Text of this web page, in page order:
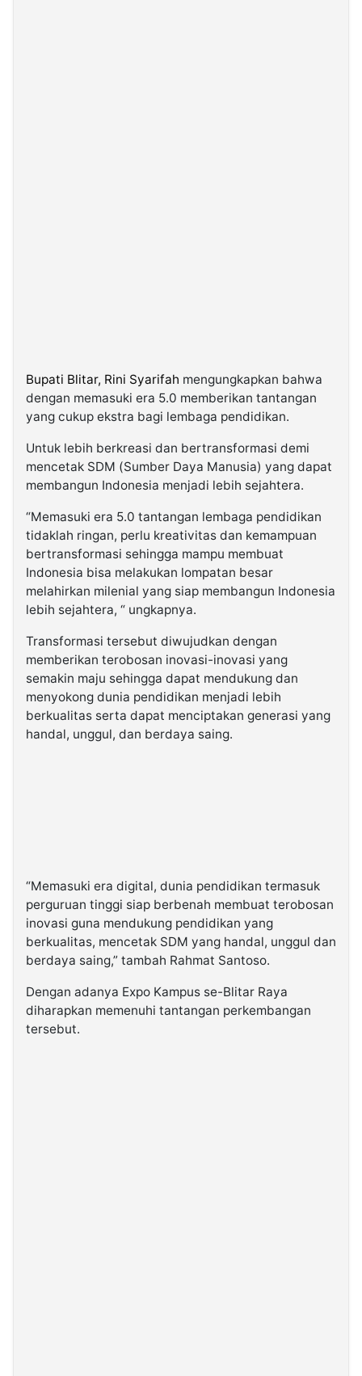
Bupati Blitar, Rini Syarifah mengungkapkan bahwa
dengan memasuki era 5.0 memberikan tantangan
yang cukup ekstra bagi lembaga pendidikan.
Untuk lebih berkreasi dan bertransformasi demi
mencetak SDM (Sumber Daya Manusia) yang dapat
membangun Indonesia menjadi lebih sejahtera.
“Memasuki era 5.0 tantangan lembaga pendidikan
tidaklah ringan, perlu kreativitas dan kemampuan
bertransformasi sehingga mampu membuat
Indonesia bisa melakukan lompatan besar
melahirkan milenial yang siap membangun Indonesia
lebih sejahtera, “ ungkapnya.
Transformasi tersebut diwujudkan dengan
memberikan terobosan inovasi-inovasi yang
semakin maju sehingga dapat mendukung dan
menyokong dunia pendidikan menjadi lebih
berkualitas serta dapat menciptakan generasi yang
handal, unggul, dan berdaya saing.
“Memasuki era digital, dunia pendidikan termasuk
perguruan tinggi siap berbenah membuat terobosan
inovasi guna mendukung pendidikan yang
berkualitas, mencetak SDM yang handal, unggul dan
berdaya saing,” tambah Rahmat Santoso.
Dengan adanya Expo Kampus se-Blitar Raya
diharapkan memenuhi tantangan perkembangan
tersebut.